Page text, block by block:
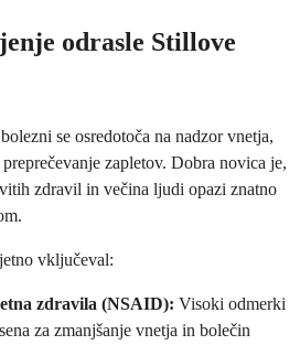
odrasle Stillove
se osredotoča na nadzor vnetja,
zapletov. Dobra novica je,
zdravil in večina ljudi opazi znatno
vključeval:
zdravila (NSAID): Visoki odmerki
za zmanjšanje vnetja in bolečin